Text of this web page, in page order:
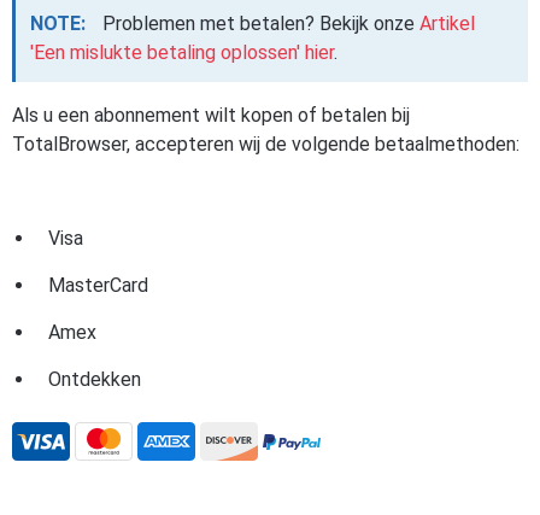
NOTE: Problemen met betalen? Bekijk onze Artikel
'Een mislukte betaling oplossen' hier.
Als u een abonnement wilt kopen of betalen bij
TotalBrowser, accepteren wij de volgende betaalmethoden:
Visa
MasterCard
Amex
Ontdekken